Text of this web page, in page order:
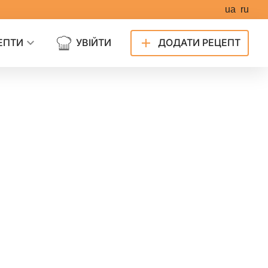
ua ru
УВІЙТИ ДОДАТИ РЕЦЕПТ